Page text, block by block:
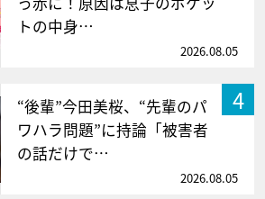
トの中身…
2026.08.05
4
“後輩”今田美桜、“先輩のパ
ワハラ問題”に持論「被害者
の話だけで…
2026.08.05